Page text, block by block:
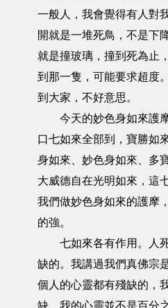
一般人，我會覺得有人對
開就是一堆死鳥，不是下
就是撞玻璃，撞到死為止
到那一隻，可能要求超度
到大家，不好意思。
今天的妙色身如來護摩
口七如來全部到，寶勝如
身如來、妙色身如來、多
大威德自在光明如來，這
我們做妙色身如來的護摩
的強。
七如來各有作用。人死
缺的。我講過我們真佛宗
個人的心靈都有殘缺的，
缺，我的心靈並不是百分